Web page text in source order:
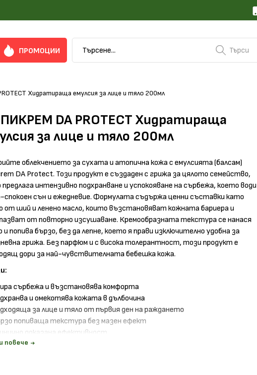
ПРОМОЦИИ Търси
Хидратираща емулсия за лице и тяло 200мл
DA PROTECT Хидратираща
за лице и тяло 200мл
облекчението за сухата и атопична кожа с емулсията (балсам)
DA Protect. Този продукт е създаден с грижа за цялото семейство,
интензивно подхранване и успокояване на сърбежа, което води
спокоен сън и ежедневие. Формулата съдържа ценни съставки като
от ший и ленено масло, които възстановяват кожната бариера и
от повторно изсушаване. Кремообразната текстура се нанася
и попива бързо, без да лепне, което я прави изключително удобна за
грижа. Без парфюм и с висока толерантност, този продукт е
дори за най-чувствителната бебешка кожа.
сърбежа и възстановява комфорта
и омекотява кожата в дълбочина
за лице и тяло от първия ден на раждането
попиваща текстура без мазен ефект
доказана ефективност
повече